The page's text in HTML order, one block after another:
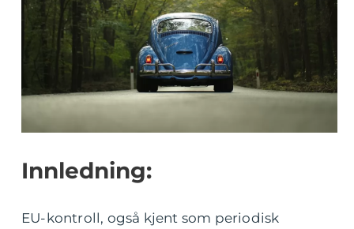
Innledning:
EU-kontroll, også kjent som periodisk